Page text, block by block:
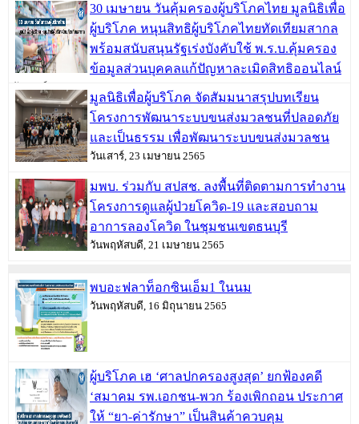
30 เมษายน วันคุ้มครองผู้บริโภคไทย มูลนิธิเพื่อ
ผู้บริโภค หนุนสิทธิผู้บริโภคไทยทัดเทียมสากล
พร้อมสนับสนุนรัฐเร่งบังคับใช้ พ.ร.บ.คุ้มครอง
ข้อมูลส่วนบุคคลแก้ปัญหาละเมิดสิทธิออนไลน์
มูลนิธิเพื่อผู้บริโภค จัดสัมมนาสรุปบทเรียน
โครงการพัฒนาระบบขนส่งมวลชนที่ปลอดภัย
และเป็นธรรม เพื่อพัฒนาระบบขนส่งมวลชน
วันเสาร์, 23 เมษายน 2565
มพบ. ร่วมกับ สปสช. ลงพื้นที่ติดตามการทำงาน
โครงการดูแลผู้ป่วยโควิด-19 และสอบถาม
อาการลองโควิด ในชุมชนเขตธนบุรี
วันพฤหัสบดี, 21 เมษายน 2565
พบอะฟลาท็อกซินเอ็ม1 ในนม
วันพฤหัสบดี, 16 มิถุนายน 2565
ผู้บริโภค เฮ ‘ศาลปกครองสูงสุด’ ยกฟ้องคดี
‘สมาคม รพ.เอกชน-พวก ร้องเพิกถอน ประกาศ
ให้ “ยา-ค่ารักษา” เป็นสินค้าควบคุม